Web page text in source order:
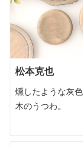
松本克也
燻したような灰色
木のうつわ。